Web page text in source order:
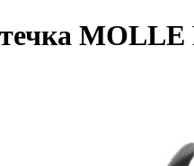
MOLLE